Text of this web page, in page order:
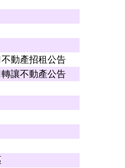
動產招租公告
讓不動產公告